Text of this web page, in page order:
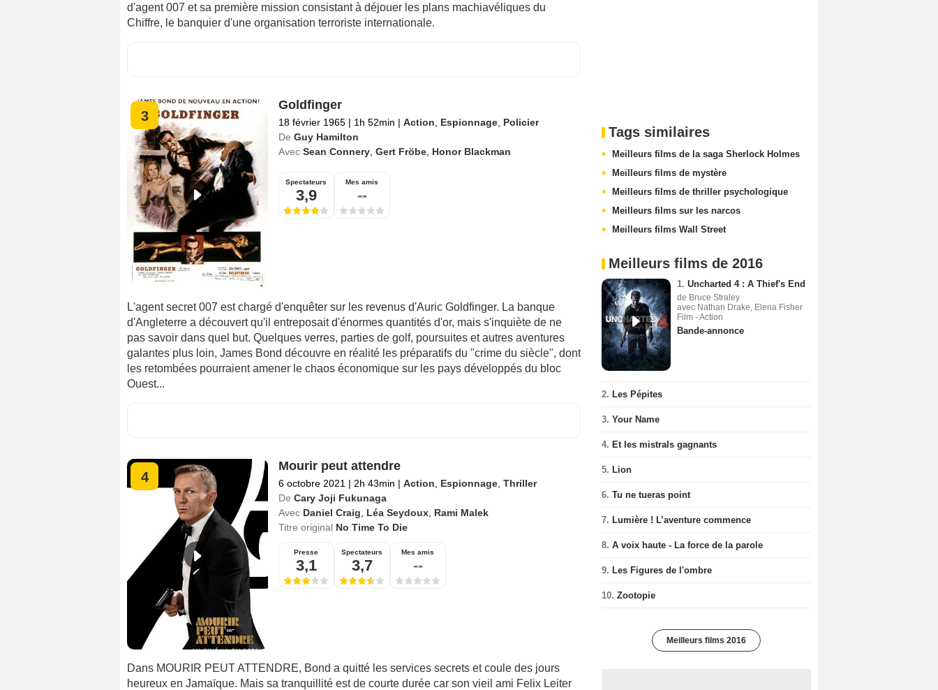
d'agent 007 et sa première mission consistant à déjouer les plans machiavéliques du
Chiffre, le banquier d'une organisation terroriste internationale.
3
Goldfinger
18 février 1965 | 1h 52min | Action Espionnage, Policier
De Guy Hamilton
Avec Sean Connery, Gert Fröbe, Honor Blackman
Spectateurs
3,9
Mes amis
--
L'agent secret 007 est chargé d'enquêter sur les revenus d'Auric Goldfinger. La banque
d'Angleterre a découvert qu'il entreposait d'énormes quantités d'or, mais s'inquiète de ne
pas savoir dans quel but. Quelques verres, parties de golf, poursuites et autres aventures
galantes plus loin, James Bond découvre en réalité les préparatifs du "crime du siècle", dont
les retombées pourraient amener le chaos économique sur les pays développés du bloc
Ouest...
4
Mourir peut attendre
6 octobre 2021 | 2h 43min | Action Espionnage, Thriller
De Cary Joji Fukunaga
Avec Daniel Craig Léa Seydoux, Rami Malek
Titre original No Time To Die
Presse
3,1
Spectateurs
3,7
Mes amis
--
Dans MOURIR PEUT ATTENDRE, Bond a quitté les services secrets et coule des jours
heureux en Jamaïque. Mais sa tranquillité est de courte durée car son vieil ami Felix Leiter
Tags similaires
Meilleurs films de la saga Sherlock Holmes
Meilleurs films de mystère
Meilleurs films de thriller psychologique
Meilleurs films sur les narcos
Meilleurs films Wall Street
Meilleurs films de 2016
1. Uncharted 4 : A Thief's End
de Bruce Straley
avec Nathan Drake, Elena Fisher
Film - Action
Bande-annonce
2. Les Pépites
3. Your Name
4. Et les mistrals gagnants
5. Lion
6. Tu ne tueras point
7. Lumière ! L’aventure commence
8. A voix haute - La force de la parole
9. Les Figures de l'ombre
10. Zootopie
Meilleurs films 2016